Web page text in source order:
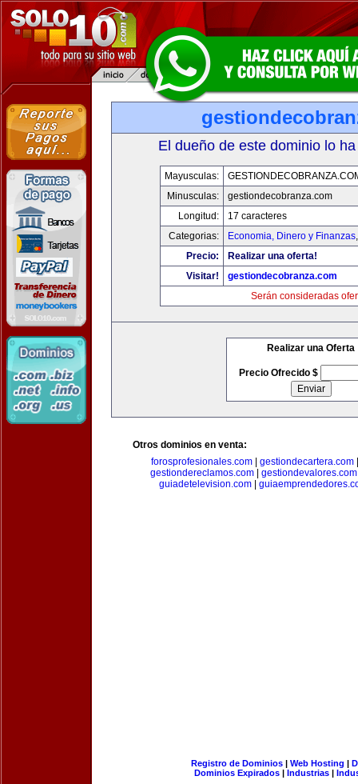
El dueño de este dominio lo
Mayusculas:
Minusculas:
gestiondecobranza.com
Longitud:
17 caracteres
Categorias:
Economia, Dinero y Finanzas
Precio:
Realizar una oferta!
Visitar!
gestiondecobranza.com
Serán consideradas
Realizar una Oferta
Precio Ofrecido $
Otros dominios en venta:
forosprofesionales.com
gestiondecartera.com
gestiondereclamos.com| gestiondevalores.com
guiadetelevision.com
Registro de Dominios| Web Hosting |
Dominios Expirados | Industrias |